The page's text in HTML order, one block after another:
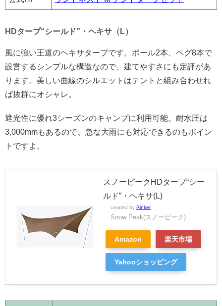
HDタープ“シールド”・ヘキサ（L）
風に強い王道のヘキサタープです。ポール2本、ペグ8本で
設営するシンプルな構造なので、建てやすさにも定評があ
ります。美しい曲線のシルエットはテントと組み合わせれ
ば抜群にオシャレ。
遮光性に優れ3シーズンのキャンプに利用可能。耐水圧は
3,000mmもあるので、急な大雨にも対応できるのもポイン
トですよ。
スノーピークHDタープ“シー
ルド”・ヘキサ(L)
created by Rinker
Snow Peak(スノーピーク)
Amazon 楽天市場
Yahooショッピング